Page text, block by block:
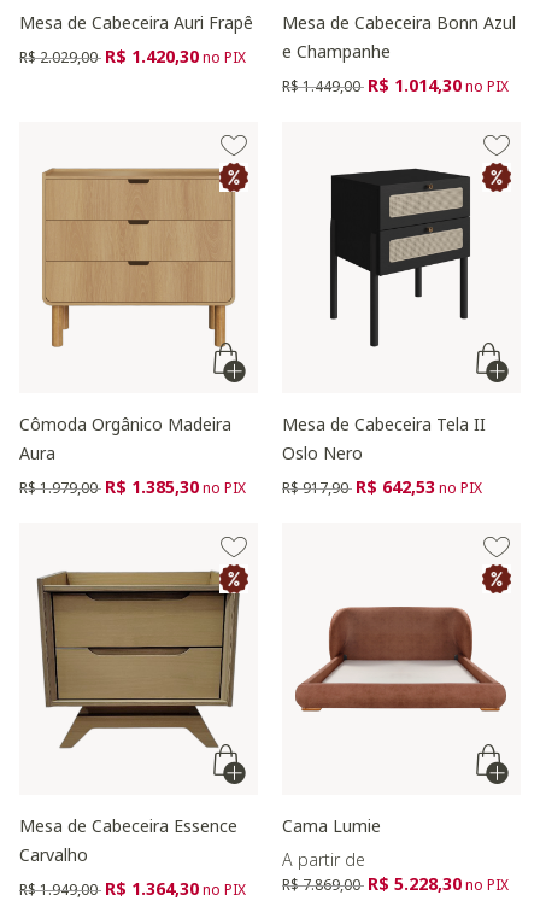
Mesa de Cabeceira Auri Frapê
Preço reduzido de
R$ 2.029,00 para
R$ 1.420,30no PIX
Mesa de Cabeceira Bonn Azul
e Champanhe
Preço reduzido de
R$ 1.449,00 para
R$ 1.014,30no PIX
Cômoda Orgânico Madeira
Aura
Preço reduzido de
R$ 1.979,00 para
R$ 1.385,30no PIX
Mesa de Cabeceira Tela II
Oslo Nero
Preço reduzido de
R$ 917,90 para
R$ 642,53no PIX
Mesa de Cabeceira Essence
Carvalho
Preço reduzido de
R$ 1.949,00 para
R$ 1.364,30no PIX
Cama Lumie
A partir de
Preço reduzido de
R$ 7.869,00 para
R$ 5.228,30no PIX